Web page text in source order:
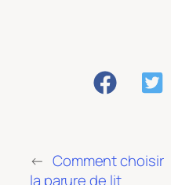
← Comment choisir
la parure de lit